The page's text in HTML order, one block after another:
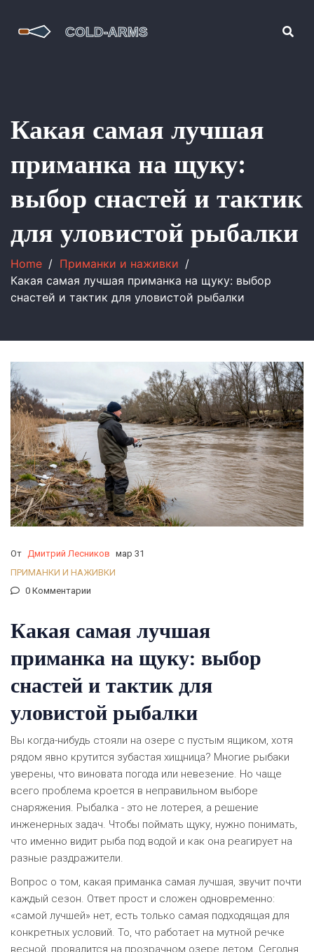
Какая самая лучшая
приманка на щуку:
выбор снастей и тактик
для уловистой рыбалки
Home
Приманки и наживки
Какая самая лучшая приманка на щуку: выбор
снастей и тактик для уловистой рыбалки
От Дмитрий Лесников мар 31
ПРИМАНКИ И НАЖИВКИ
0 Комментарии
Какая самая лучшая
приманка на щуку: выбор
снастей и тактик для
уловистой рыбалки
Вы когда-нибудь стояли на озере с пустым ящиком, хотя
рядом явно крутится зубастая хищница? Многие рыбаки
уверены, что виновата погода или невезение. Но чаще
всего проблема кроется в неправильном выборе
снаряжения. Рыбалка - это не лотерея, а решение
инженерных задач. Чтобы поймать щуку, нужно понимать,
что именно видит рыба под водой и как она реагирует на
разные раздражители.
Вопрос о том, какая приманка самая лучшая, звучит почти
каждый сезон. Ответ прост и сложен одновременно:
«самой лучшей» нет, есть только самая подходящая для
конкретных условий. То, что работает на мутной речке
весной, провалится на прозрачном озере летом. Сегодня